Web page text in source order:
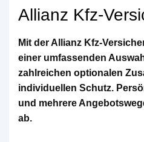
Allianz Kfz-
Mit der Allianz Kfz-
einer umfassenden
zahlreichen optionalen
individuellen Schutz.
und mehrere
ab.